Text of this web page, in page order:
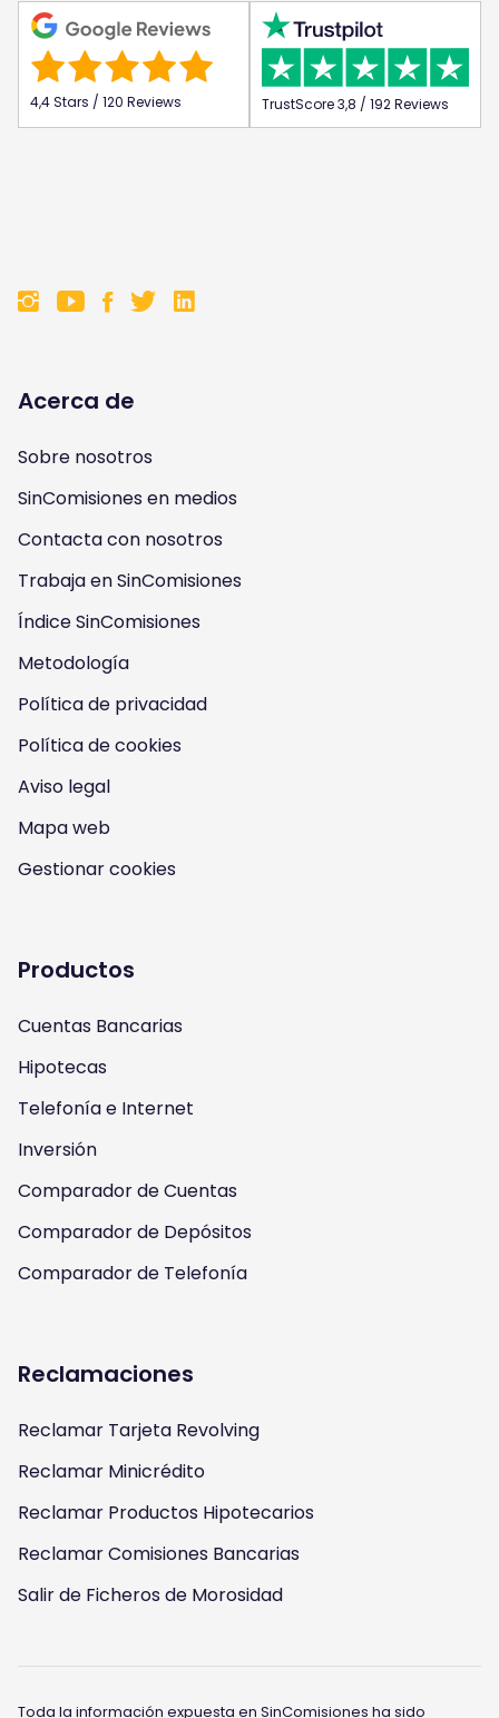
4,4 Stars / 120 Reviews TrustScore 3,8 / 192 Reviews
F
l
l
o
w
u
s
o
n
n
s
a
a
m
F
l
o
w
u
s
o
n
o
u
u
F
l
o
w
u
s
o
n
a
c
b
k
F
l
o
w
u
s
n
i
t
Acerca de
Sobre nosotros
SinComisiones en medios
Contacta con nosotros
Trabaja en SinComisiones
Índice SinComisiones
Metodología
Política de privacidad
Política de cookies
Aviso legal
Mapa web
Gestionar cookies
Productos
Cuentas Bancarias
Hipotecas
Telefonía e Internet
Inversión
Comparador de Cuentas
Comparador de Depósitos
Comparador de Telefonía
Reclamaciones
Reclamar Tarjeta Revolving
Reclamar Minicrédito
Reclamar Productos Hipotecarios
Reclamar Comisiones Bancarias
Salir de Ficheros de Morosidad
Toda la información expuesta en SinComisiones ha sido